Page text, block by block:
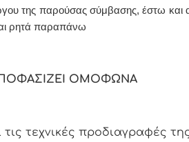
της παρούσας σύμβασης, έστω και
ρητά παραπάνω
ΟΜΟΦΩΝΑ
τις τεχνικές προδιαγραφές